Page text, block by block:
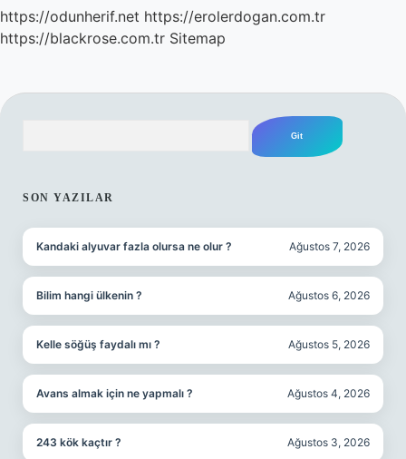
https://odunherif.net https://erolerdogan.com.tr
https://blackrose.com.tr Sitemap
SON YAZILAR
Kandaki alyuvar fazla olursa ne olur ? Ağustos 7, 2026
Bilim hangi ülkenin ? Ağustos 6, 2026
Kelle söğüş faydalı mı ? Ağustos 5, 2026
Avans almak için ne yapmalı ? Ağustos 4, 2026
243 kök kaçtır ? Ağustos 3, 2026